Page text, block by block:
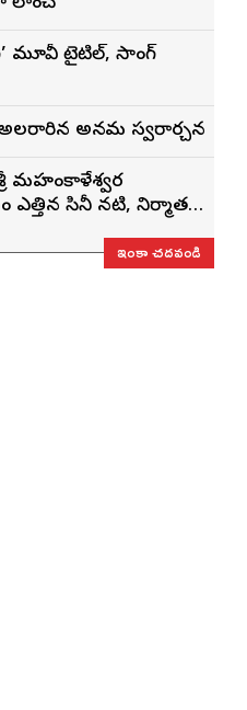
మూవీ టైటిల్, సాంగ్
అన్నమ స్వరార్చన
మహంకాళేశ్వర
సినీ నటి, నిర్మాత
ఇంకా చదవండి